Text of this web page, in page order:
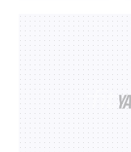
çalıştırılmalıdır?
Güçlü ve dengeli
bir vücut için
öneriler